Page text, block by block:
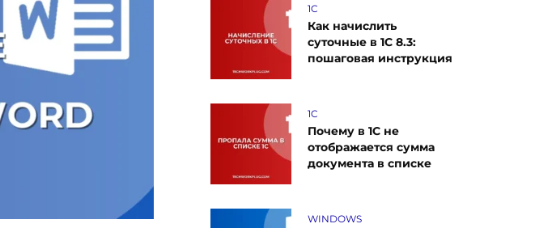
1C
Как начислить
суточные в 1С 8.3:
пошаговая инструкция
1C
Почему в 1С не
отображается сумма
документа в списке
WINDOWS